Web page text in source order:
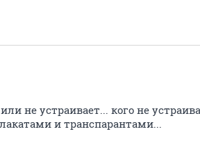
не устраивает... кого не
и транспарантами...